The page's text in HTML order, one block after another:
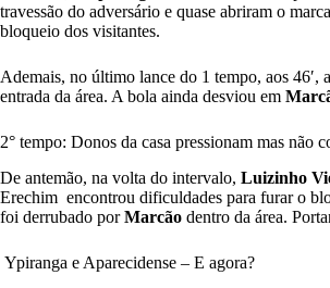
travessão do adversário e quase abriram o
bloqueio dos visitantes.
Ademais, no último lance do 1 tempo, aos 46′, a
entrada da área. A bola ainda desviou em
2° tempo: Donos da casa pressionam mas não
De antemão, na volta do intervalo, Luizinho
Erechim encontrou dificuldades para furar o
foi derrubado porMarcão dentro da área.
Ypiranga e Aparecidense – E agora?